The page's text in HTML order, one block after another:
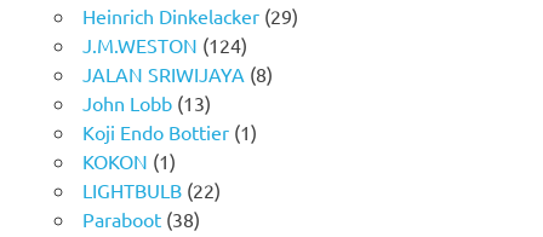
Heinrich Dinkelacker(29)
J.M.WESTON (124)
JALAN SRIWIJAYA (8)
John Lobb(13)
Koji Endo Bottier(1)
KOKON (1)
LIGHTBULB(22)
Paraboot(38)